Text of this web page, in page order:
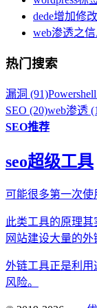
dede增加修
web渗透之
热门搜索
漏洞 (91)
SEO (20)web渗透
SEO推荐
seo超级工具
可能很多第一次
此类工具的原理
网站建设大量的外
外链工具正是利
风险。